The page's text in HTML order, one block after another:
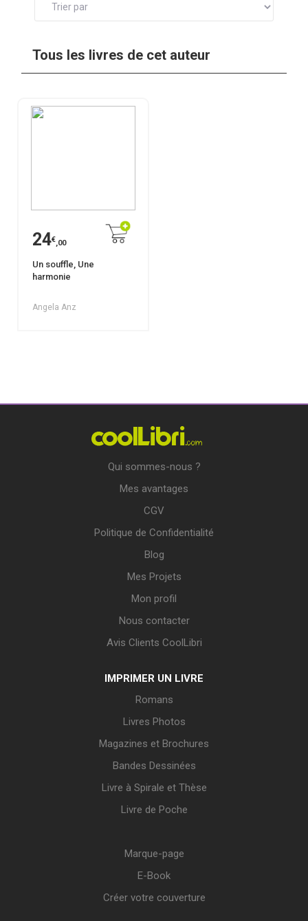
Tous les livres de cet auteur
24€,00
Un souffle, Une
harmonie
Angela Anz
Qui sommes-nous ?
Mes avantages
CGV
Politique de Confidentialité
Blog
Mes Projets
Mon profil
Nous contacter
Avis Clients CoolLibri
IMPRIMER UN LIVRE
Romans
Livres Photos
Magazines et Brochures
Bandes Dessinées
Livre à Spirale et Thèse
Livre de Poche
Marque-page
E-Book
Créer votre couverture